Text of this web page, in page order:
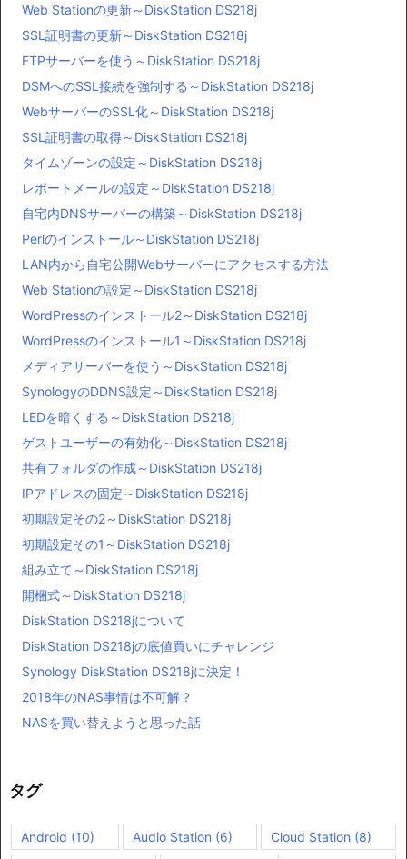
Web Stationの更新～DiskStation DS218j
SSL証明書の更新～DiskStation DS218j
FTPサーバーを使う～DiskStation DS218j
DSMへのSSL接続を強制する～DiskStation DS218j
WebサーバーのSSL化～DiskStation DS218j
SSL証明書の取得～DiskStation DS218j
タイムゾーンの設定～DiskStation DS218j
レポートメールの設定～DiskStation DS218j
自宅内DNSサーバーの構築～DiskStation DS218j
Perlのインストール～DiskStation DS218j
LAN内から自宅公開Webサーバーにアクセスする方法
Web Stationの設定～DiskStation DS218j
WordPressのインストール2～DiskStation DS218j
WordPressのインストール1～DiskStation DS218j
メディアサーバーを使う～DiskStation DS218j
SynologyのDDNS設定～DiskStation DS218j
LEDを暗くする～DiskStation DS218j
ゲストユーザーの有効化～DiskStation DS218j
共有フォルダの作成～DiskStation DS218j
IPアドレスの固定～DiskStation DS218j
初期設定その2～DiskStation DS218j
初期設定その1～DiskStation DS218j
組み立て～DiskStation DS218j
開梱式～DiskStation DS218j
DiskStation DS218jについて
DiskStation DS218jの底値買いにチャレンジ
Synology DiskStation DS218jに決定！
2018年のNAS事情は不可解？
NASを買い替えようと思った話
タグ
Android (10) Audio Station (6) Cloud Station (8)